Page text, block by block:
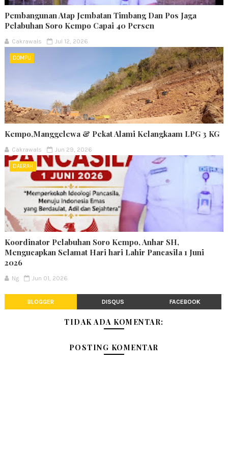
Pembangunan Atap Jembatan Timbang Dan Pos Jaga
Pelabuhan Soro Kempo Capai 40 Persen
Cakrawals Jul 12, 2026
DOMPU
Kempo,Manggelewa & Pekat Alami Kelangkaam LPG 3 KG
Cakrawals Jun 29, 2026
DAERAH
Koordinator Pelabuhan Soro Kempo, Anhar SH,
Mengucapkan Selamat Hari hari Lahir Pancasila 1 Juni
2026
Ng Jun 01, 2026
BLOGGER DISQUS FACEBOOK
TIDAK ADA KOMENTAR:
POSTING KOMENTAR